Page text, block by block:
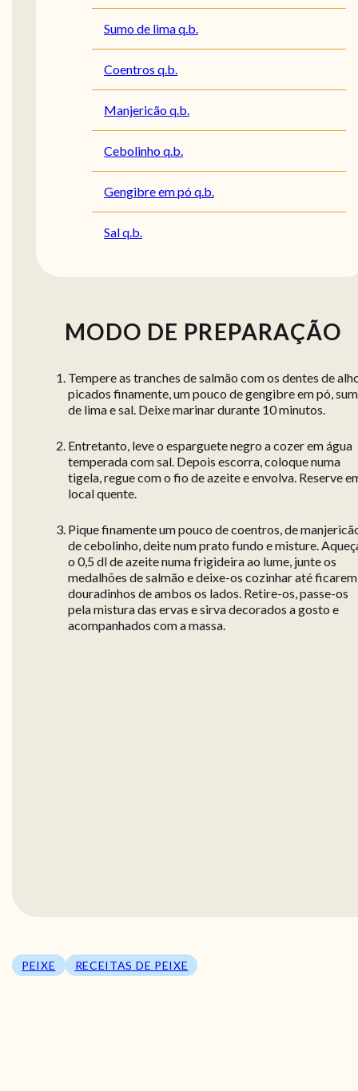
Sumo de lima q.b.
Coentros q.b.
Manjericão q.b.
Cebolinho q.b.
Gengibre em pó q.b.
Sal q.b.
MODO DE PREPARAÇÃO
Tempere as tranches de salmão com os dentes de
picados finamente, um pouco de gengibre em pó,
de lima e sal. Deixe marinar durante 10 minutos.
Entretanto, leve o esparguete negro a cozer em água
temperada com sal. Depois escorra, coloque numa
tigela, regue com o fio de azeite e envolva. Reserve
local quente.
Pique finamente um pouco de coentros, de
de cebolinho, deite num prato fundo e misture.
o 0,5 dl de azeite numa frigideira ao lume, junte os
medalhões de salmão e deixe-os cozinhar até ficarem
douradinhos de ambos os lados. Retire-os, passe-os
pela mistura das ervas e sirva decorados a gosto e
acompanhados com a massa.
PEIXE RECEITAS DE PEIXE